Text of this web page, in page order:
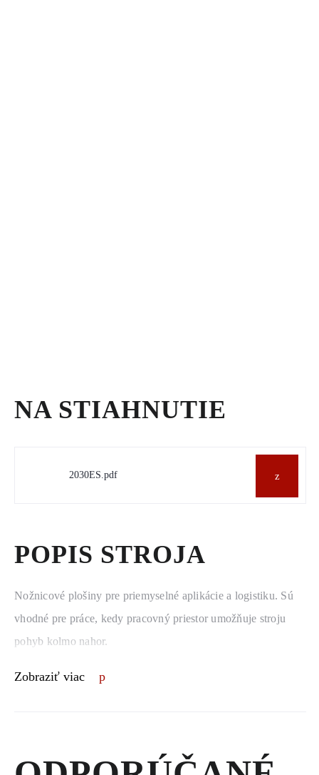
NA STIAHNUTIE
2030ES.pdf
POPIS STROJA
Nožnicové plošiny pre priemyselné aplikácie a logistiku. Sú
vhodné pre práce, kedy pracovný priestor umožňuje stroju
pohyb kolmo nahor.
Zobraziť viac